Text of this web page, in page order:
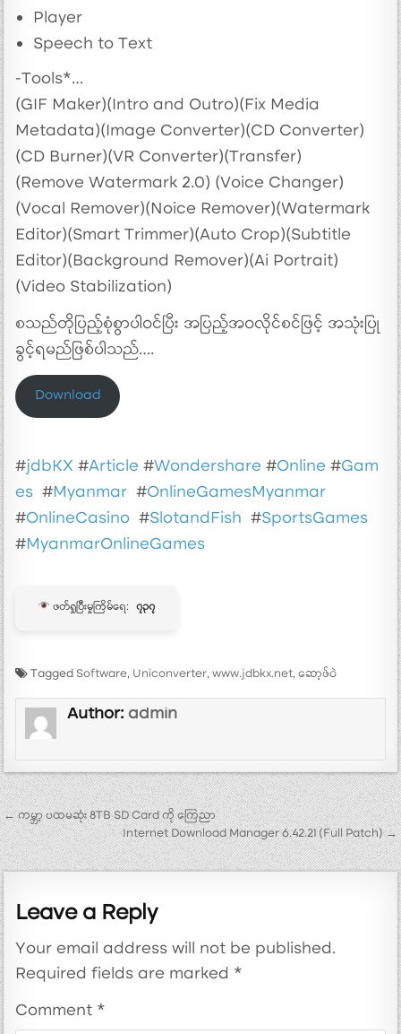
Player
Speech to Text
-Tools*…
(GIF Maker)(Intro and Outro)(Fix Media
Metadata)(Image Converter)(CD Converter)
(CD Burner)(VR Converter)(Transfer)
(Remove Watermark 2.0) (Voice Changer)
(Vocal Remover)(Noice Remover)(Watermark
Editor)(Smart Trimmer)(Auto Crop)(Subtitle
Editor)(Background Remover)(Ai Portrait)
(Video Stabilization)
စသည်တိုပြည့်စုံစွာပါဝင်ပြီး အပြည့်အဝလိုင်စင်ဖြင့် အသုံးပြု
ခွင့်ရမည်ဖြစ်ပါသည်….
‌Download
#jdbKX #Article #Wondershare #Online #Gam
es #Myanmar #OnlineGamesMyanmar
#OnlineCasino #SlotandFish #SportsGames
#MyanmarOnlineGames
ဖတ်ရှုပြီးမှုကြိမ်ရေ: ၇၃၇
Tagged Software, Uniconverter,www.jdbkx.net,ဆော့ဖ်ဝဲ
Author:admin
Post navigation
← ကမ္ဘာ့ ပထမဆုံး 8TB SD Card ကို ကြေညာ
Internet Download Manager 6.42.21 (Full Patch) →
Leave a Reply
Your email address will not be published.
Required fields are marked *
Comment *